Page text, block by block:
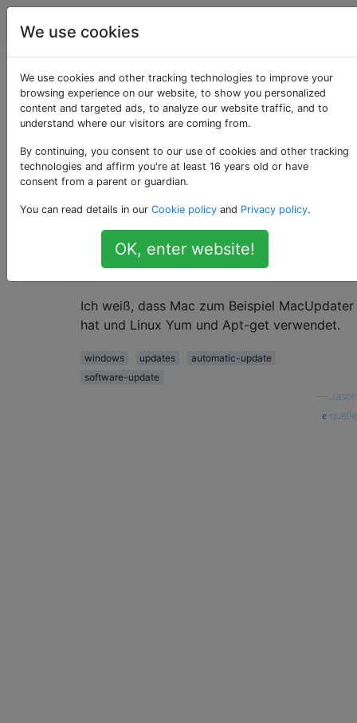
Computerbenutzer
Globaler Windows
Software Updater
10
Gibt es eine Möglichkeit wie unter Linux,
ALLE Ihre Windows-Software gleichzeitig zu
aktualisieren? Oder nur um zu überprüfen,
welche Anwendungen veraltet sind und
manuell aktualisiert werden müssen.
Ich weiß, dass Mac zum Beispiel MacUpdater
hat und Linux Yum und Apt-get verwendet.
windows updates
automatic-update
software-update
Jason
quelle
We use cookies
We use cookies and other tracking technologies to improve your
browsing experience on our website, to show you personalized
content and targeted ads, to analyze our website traffic, and to
understand where our visitors are coming from.
By continuing, you consent to our use of cookies and other tracking
technologies and affirm you're at least 16 years old or have
consent from a parent or guardian.
You can read details in our Cookie policy and Privacy policy.
OK, enter website!